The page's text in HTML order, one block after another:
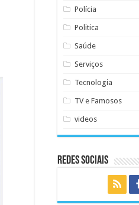
Polícia
Politica
Saúde
Serviços
Tecnologia
TV e Famosos
videos
Redes Sociais